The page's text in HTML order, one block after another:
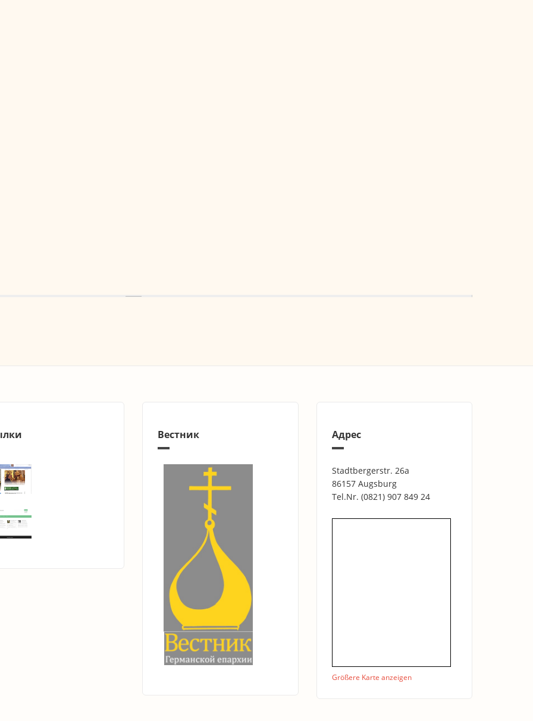
Вестник Адрес
Stadtbergerstr. 26a
86157 Augsburg
Tel.Nr. (0821) 907 849 24
Größere Karte anzeigen